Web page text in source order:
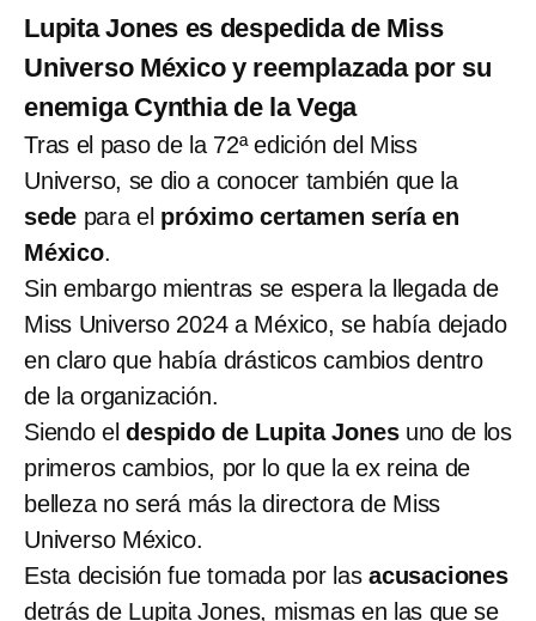
Lupita Jones es despedida de Miss
Universo México y reemplazada por su
enemiga Cynthia de la Vega
Tras el paso de la 72ª edición del Miss
Universo, se dio a conocer también que la
sede para el próximo certamen sería en
México.
Sin embargo mientras se espera la llegada de
Miss Universo 2024 a México, se había dejado
en claro que había drásticos cambios dentro
de la organización.
Siendo eldespido de Lupita Jonesuno de los
primeros cambios, por lo que la ex reina de
belleza no será más la directora de Miss
Universo México.
Esta decisión fue tomada por las acusaciones
detrás de Lupita Jones, mismas en las que se